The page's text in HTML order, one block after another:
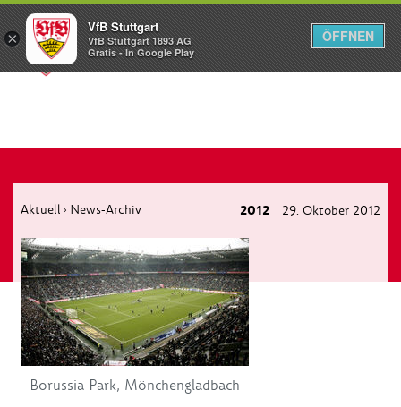
Menü
Aktuell › News-Archiv 2012 29. Oktober 2012
Borussia-Park, Mönchengladbach
×
VfB Stuttgart
VfB Stuttgart 1893 AG
Gratis - In Google Play
ÖFFNEN